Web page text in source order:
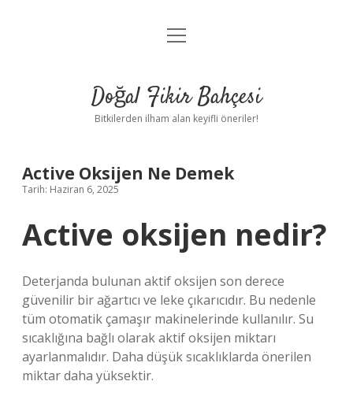
Anasayfa
Yasal Uyarı
menüyü
Doğal Fikir Bahçesi
Bitkilerden ilham alan keyifli öneriler!
Active Oksijen Ne Demek
Tarih: Haziran 6, 2025
Active oksijen nedir?
Deterjanda bulunan aktif oksijen son derece
güvenilir bir ağartıcı ve leke çıkarıcıdır. Bu nedenle
tüm otomatik çamaşır makinelerinde kullanılır. Su
sıcaklığına bağlı olarak aktif oksijen miktarı
ayarlanmalıdır. Daha düşük sıcaklıklarda önerilen
miktar daha yüksektir.